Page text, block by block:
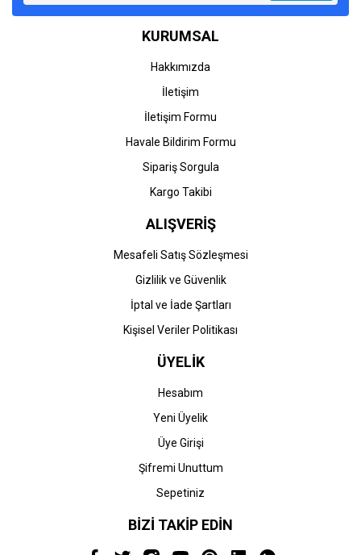
KURUMSAL
Hakkımızda
İletişim
İletişim Formu
Havale Bildirim Formu
Sipariş Sorgula
Kargo Takibi
ALIŞVERİŞ
Mesafeli Satış Sözleşmesi
Gizlilik ve Güvenlik
İptal ve İade Şartları
Kişisel Veriler Politikası
ÜYELİK
Hesabım
Yeni Üyelik
Üye Girişi
Şifremi Unuttum
Sepetiniz
BİZİ TAKİP EDİN